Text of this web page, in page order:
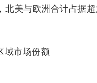
北美与欧洲合计占据
域市场份额